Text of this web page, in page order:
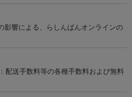
影響による、らしんばんオンラインの
配送手数料等の各種手数料および無料